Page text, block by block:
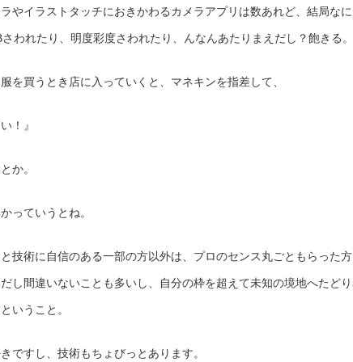
やイラストタッチにおきかわるカメラアプリは数あれど、結局な
われたり、明度彩度さわれたり、んなんあたりまえだし？飽きる。
を買うとき店に入っていくと、マネキンを指差して、
！』
か。
っていうとね。
技術に自信のある一部の方以外は、プロのセンス丸ごともらった方
し間違いないことも多いし、自分の枠を超えて未知の境地へたど
いうこと。
ですし、技術もちょびっとあります。